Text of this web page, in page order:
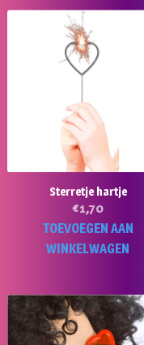
Sterretje hartje
€1,70
TOEVOEGEN AAN
WINKELWAGEN